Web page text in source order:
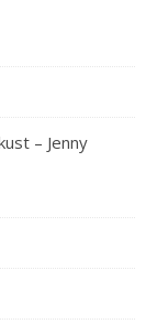
– Jenny